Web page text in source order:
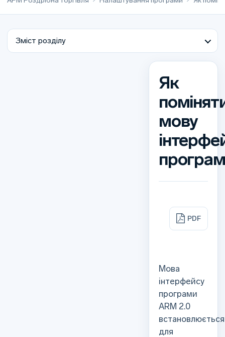
Зміст розділу
Як
мову
PDF
Мова
інтерфейсу
програми
ARM 2.0
встановлюється
для